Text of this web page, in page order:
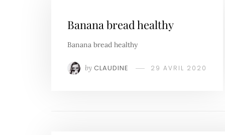
Banana bread healthy
Banana bread healthy
by CLAUDINE 29 AVRIL 2020